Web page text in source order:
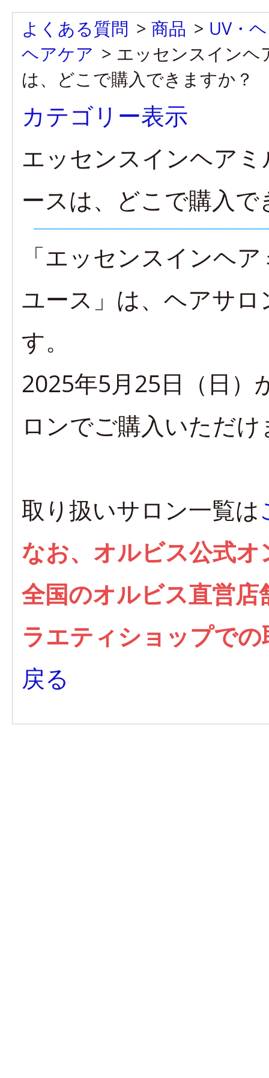
よくある質問 > 商品 > UV・
ヘアケア > エッセンスインヘ
は、どこで購入できますか？
カテゴリー表示
エッセンスインヘア
ースは、どこで購入
「エッセンスインヘ
ユース」は、ヘアサ
す。
2025年5月25日（日）
ロンでご購入いただけ
取り扱いサロン一覧は
なお、オルビス公式
全国のオルビス直営
ラエティショップで
戻る